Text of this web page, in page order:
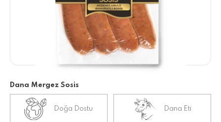
Dana Mergez Sosis
Doğa Dostu Dana Eti